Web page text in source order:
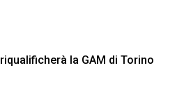
riqualificherà la GAM di Torino